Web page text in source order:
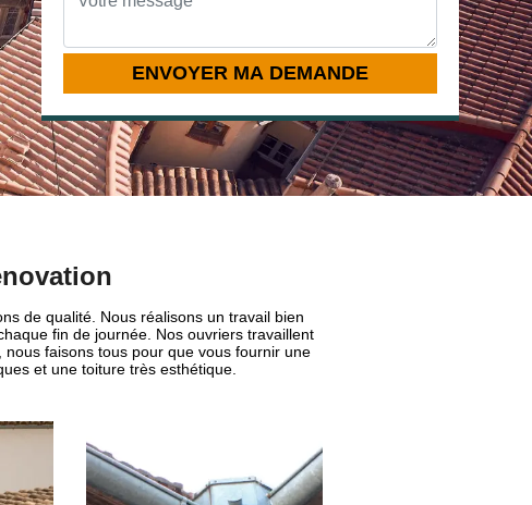
de qualité. Nous réalisons un travail bien
fin de journée. Nos ouvriers travaillent
faisons tous pour que vous fournir une
et une toiture très esthétique.